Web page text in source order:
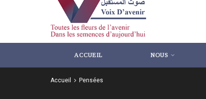
ACCUEIL NOUS
Accueil Pensées